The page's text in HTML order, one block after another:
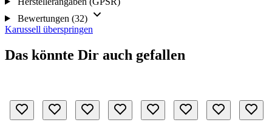
Bewertungen (32)
Karussell überspringen
Das könnte Dir auch gefallen